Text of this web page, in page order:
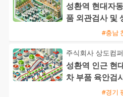
성환역 현대자
품 외관검사 및
#충남
주식회사 상도컴
성환역 인근 현
차 부품 육안검
통근버스 운행
#경기